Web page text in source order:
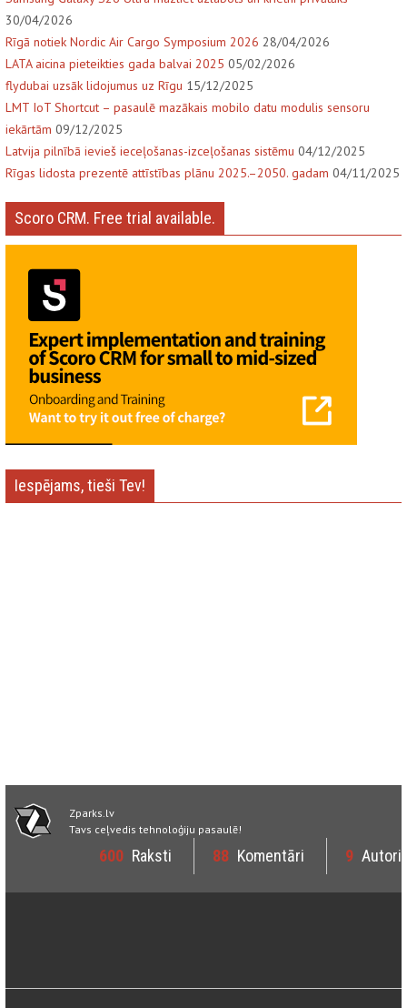
30/04/2026
Rīgā notiek Nordic Air Cargo Symposium 2026 28/04/2026
LATA aicina pieteikties gada balvai 2025 05/02/2026
flydubai uzsāk lidojumus uz Rīgu 15/12/2025
LMT IoT Shortcut – pasaulē mazākais mobilo datu modulis sensoru
iekārtām 09/12/2025
Latvija pilnībā ievieš ieceļošanas-izceļošanas sistēmu 04/12/2025
Rīgas lidosta prezentē attīstības plānu 2025.–2050. gadam 04/11/2025
Scoro CRM. Free trial available.
Iespējams, tieši Tev!
Zparks.lv
Tavs ceļvedis tehnoloģiju pasaulē!
600 Raksti 88 Komentāri 9 Autori